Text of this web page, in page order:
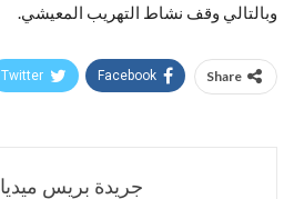
وبالتالي وقف نشاط التهريب المعيشي.
Share
Facebook
Twitter
جريدة بريس ميديا